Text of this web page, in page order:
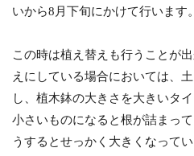
いから8月下旬にかけて行います。
この時は植え替えも行うことが
えにしている場合においては、
し、植木鉢の大きさを大きいタ
小さいものになると根が詰まっ
うするとせっかく大きくなって